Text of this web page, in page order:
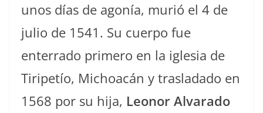
unos días de agonía, murió el 4 de
julio de 1541. Su cuerpo fue
enterrado primero en la iglesia de
Tiripetío, Michoacán y trasladado en
1568 por su hija, Leonor Alvarado